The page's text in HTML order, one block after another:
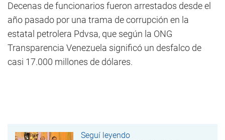
Decenas de funcionarios fueron arrestados desde el
año pasado por una trama de corrupción en la
estatal petrolera Pdvsa, que según la ONG
Transparencia Venezuela significó un desfalco de
casi 17.000 millones de dólares.
Seguí leyendo